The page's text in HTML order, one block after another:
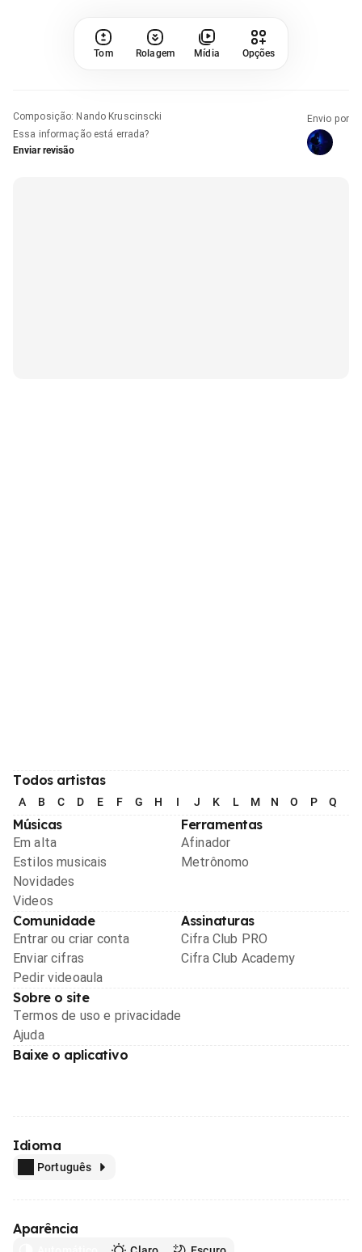
Tom Rolagem Mídia Opções
Composição: Nando Kruscinscki
Essa informação está errada?
Enviar revisão
Envio por
Todos artistas
A B C D E F G H I J K L M N O P Q
Músicas
Em alta
Estilos musicais
Novidades
Videos
Ferramentas
Afinador
Metrônomo
Comunidade
Entrar ou criar conta
Enviar cifras
Pedir videoaula
Assinaturas
Cifra Club PRO
Cifra Club Academy
Sobre o site
Termos de uso e privacidade
Ajuda
Baixe o aplicativo
Idioma
Português
Aparência